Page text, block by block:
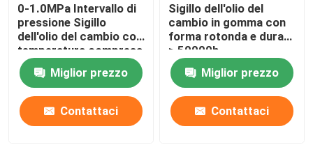
0-1.0MPa Intervallo di
pressione Sigillo
dell'olio del cambio con
temperatura compresa
tra -40C e 120C
Miglior prezzo
Contattaci
Sigillo dell'olio del
cambio in gomma con
forma rotonda e durata
≥ 50000h
Miglior prezzo
Contattaci